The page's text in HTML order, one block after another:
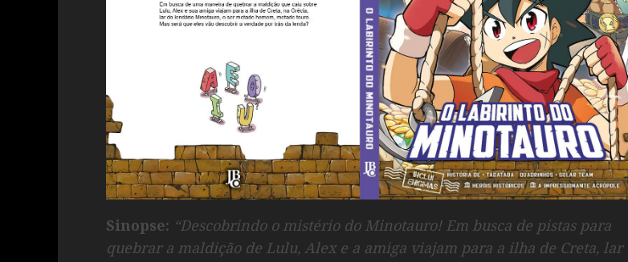
Sinopse: “Descobrindo o mistério do Minotauro! Em busca de pistas para
quebrar a maldição de Lulu, Alex e a amiga viajam para a ilha de Creta, lar